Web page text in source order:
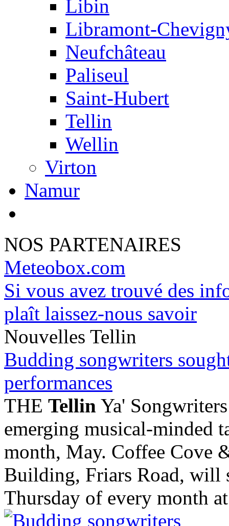
Libin
Libramont-
Neufchâteau
Paliseul
Saint-Hubert
Tellin
Wellin
Virton
Namur
NOS PARTENAIRES
Meteobox.com
Si vous avez trouvé des
plaît laissez-nous savoir
Nouvelles Tellin
Budding songwriters
performances
THE Tellin Ya'
emerging musical-minded
month, May. Coffee Cove
Building, Friars Road, will
Thursday of every month